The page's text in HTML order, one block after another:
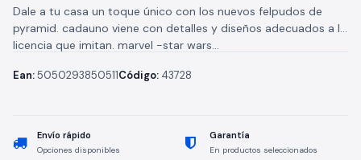
Dale a tu casa un toque único con los nuevos felpudos de
pyramid. cadauno viene con detalles y diseños adecuados a la
licencia que imitan. marvel -star wars...
Ean:5050293850511Código: 43728
Envío rápido
Opciones disponibles
Garantía
En productos seleccionados